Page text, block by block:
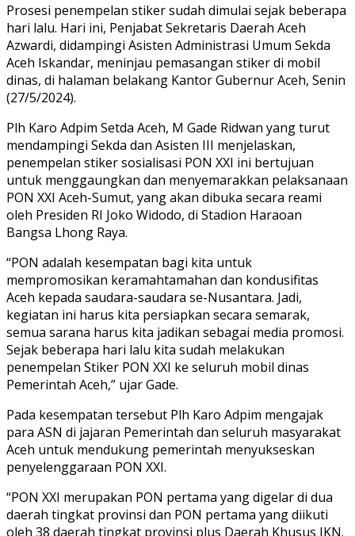
Prosesi penempelan stiker sudah dimulai sejak beberapa
hari lalu. Hari ini, Penjabat Sekretaris Daerah Aceh
Azwardi, didampingi Asisten Administrasi Umum Sekda
Aceh Iskandar, meninjau pemasangan stiker di mobil
dinas, di halaman belakang Kantor Gubernur Aceh, Senin
(27/5/2024).
Plh Karo Adpim Setda Aceh, M Gade Ridwan yang turut
mendampingi Sekda dan Asisten III menjelaskan,
penempelan stiker sosialisasi PON XXI ini bertujuan
untuk menggaungkan dan menyemarakkan pelaksanaan
PON XXI Aceh-Sumut, yang akan dibuka secara reami
oleh Presiden RI Joko Widodo, di Stadion Haraoan
Bangsa Lhong Raya.
“PON adalah kesempatan bagi kita untuk
mempromosikan keramahtamahan dan kondusifitas
Aceh kepada saudara-saudara se-Nusantara. Jadi,
kegiatan ini harus kita persiapkan secara semarak,
semua sarana harus kita jadikan sebagai media promosi.
Sejak beberapa hari lalu kita sudah melakukan
penempelan Stiker PON XXI ke seluruh mobil dinas
Pemerintah Aceh,” ujar Gade.
Pada kesempatan tersebut Plh Karo Adpim mengajak
para ASN di jajaran Pemerintah dan seluruh masyarakat
Aceh untuk mendukung pemerintah menyukseskan
penyelenggaraan PON XXI.
“PON XXI merupakan PON pertama yang digelar di dua
daerah tingkat provinsi dan PON pertama yang diikuti
oleh 38 daerah tingkat provinsi plus Daerah Khusus IKN.